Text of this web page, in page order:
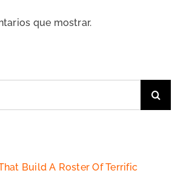
que mostrar.
Build A Roster Of Terrific